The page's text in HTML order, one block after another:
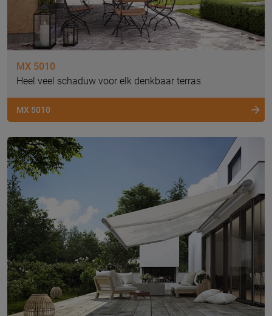
MX 5010
Heel veel schaduw voor elk denkbaar terras
MX 5010